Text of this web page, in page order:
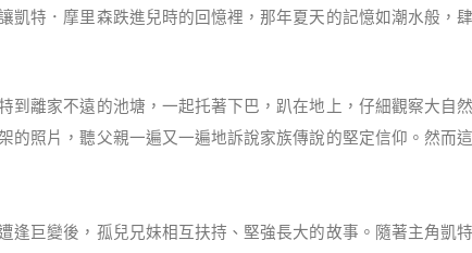
凱特．摩里森跌進兒時的回憶裡，那年夏天的記憶如潮水般，
到離家不遠的池塘，一起托著下巴，趴在地上，仔細觀察大自
的照片，聽父親一遍又一遍地訴說家族傳說的堅定信仰。然而
逢巨變後，孤兒兄妹相互扶持、堅強長大的故事。隨著主角凱